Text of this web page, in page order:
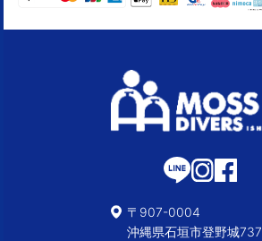
〒907-0004
沖縄県石垣市登野城737